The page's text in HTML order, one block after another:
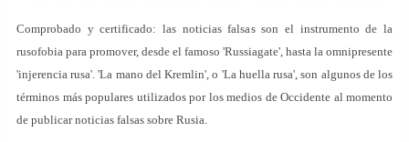
Comprobado y certificado: las noticias falsas son el instrumento de la
rusofobia para promover, desde el famoso 'Russiagate', hasta la omnipresente
'injerencia rusa'. 'La mano del Kremlin', o 'La huella rusa', son algunos de los
términos más populares utilizados por los medios de Occidente al momento
de publicar noticias falsas sobre Rusia.